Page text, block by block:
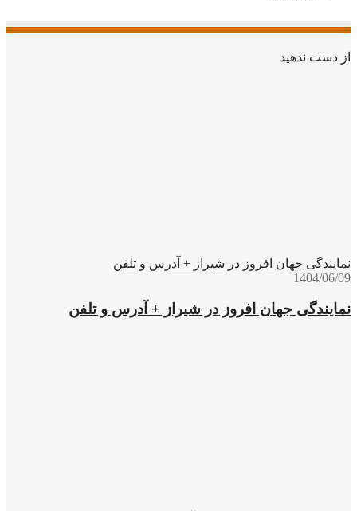
از دست ندهید
نمایندگی جهان افروز در شیراز + آدرس و تلفن
1404/06/09
نمایندگی جهان افروز در شیراز + آدرس و تلفن